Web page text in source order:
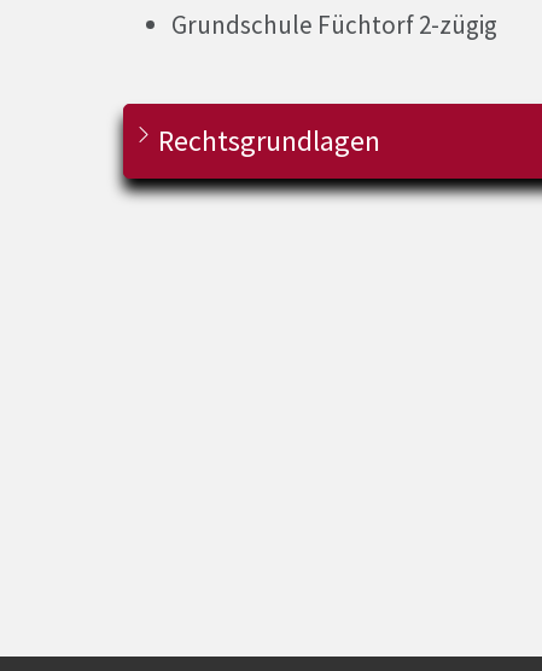
Grundschule Füchtorf 2-zügig
Rechtsgrundlagen